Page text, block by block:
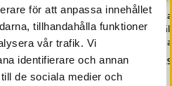
för att anpassa innehållet
tillhandahålla funktioner
vår trafik. Vi
identifierare och annan
de sociala medier och
Alpina Gin & Tonic-glas
4-pack / Cocktail-glas –
730 ml
Pris:299 kr
299 kr
I lager, levereras inom 1-2 vardagar